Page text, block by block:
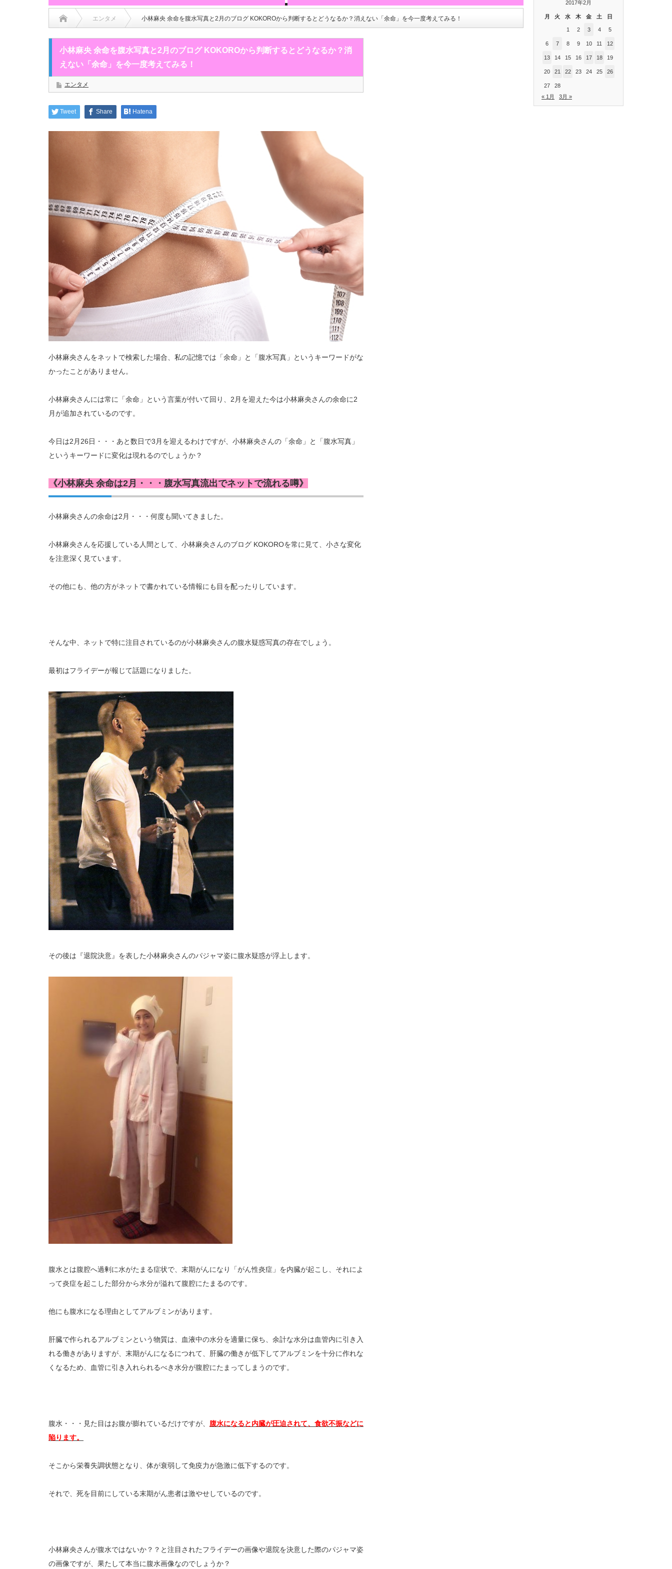
エンタメ 小林麻央 余命を腹水写真と2月のブログ KOKOROから判断するとどうなるか？消えない「余命」を今一度考えてみる！
小林麻央 余命を腹水写真と2月のブログ KOKOROから判断するとどうなるか？消
えない「余命」を今一度考えてみる！
エンタメ
Tweet Share Hatena
小林麻央さんをネットで検索した場合、私の記憶では「余命」と「腹水写真」というキーワードがな
かったことがありません。
小林麻央さんには常に「余命」という言葉が付いて回り、2月を迎えた今は小林麻央さんの余命に2
月が追加されているのです。
今日は2月26日・・・あと数日で3月を迎えるわけですが、小林麻央さんの「余命」と「腹水写真」
というキーワードに変化は現れるのでしょうか？
《小林麻央 余命は2月・・・腹水写真流出でネットで流れる噂》
小林麻央さんの余命は2月・・・何度も聞いてきました。
小林麻央さんを応援している人間として、小林麻央さんのブログ KOKOROを常に見て、小さな変化
を注意深く見ています。
その他にも、他の方がネットで書かれている情報にも目を配ったりしています。
そんな中、ネットで特に注目されているのが小林麻央さんの腹水疑惑写真の存在でしょう。
最初はフライデーが報じて話題になりました。
その後は『退院決意』を表した小林麻央さんのパジャマ姿に腹水疑惑が浮上します。
腹水とは腹腔へ過剰に水がたまる症状で、末期がんになり「がん性炎症」を内臓が起こし、それによ
って炎症を起こした部分から水分が溢れて腹腔にたまるのです。
他にも腹水になる理由としてアルブミンがあります。
肝臓で作られるアルブミンという物質は、血液中の水分を適量に保ち、余計な水分は血管内に引き入
れる働きがありますが、末期がんになるにつれて、肝臓の働きが低下してアルブミンを十分に作れな
くなるため、血管に引き入れられるべき水分が腹腔にたまってしまうのです。
腹水・・・見た目はお腹が膨れているだけですが、 腹水になると内臓が圧迫されて、食欲不振などに
陥ります。
そこから栄養失調状態となり、体が衰弱して免疫力が急激に低下するのです。
それで、死を目前にしている末期がん患者は激やせしているのです。
小林麻央さんが腹水ではないか？？と注目されたフライデーの画像や退院を決意した際のパジャマ姿
の画像ですが、果たして本当に腹水画像なのでしょうか？
2017年2月
月 火 水 木 金 土 日
1 2 3 4 5
6 7 8 9 10 11 12
13 14 15 16 17 18 19
20 21 22 23 24 25 26
27
28
« 1月
3月 »